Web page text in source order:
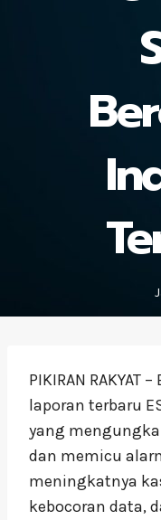
PIKIRAN RAKYAT
laporan terbaru
yang
dan memicu
meningkatnya
kebocoran data,